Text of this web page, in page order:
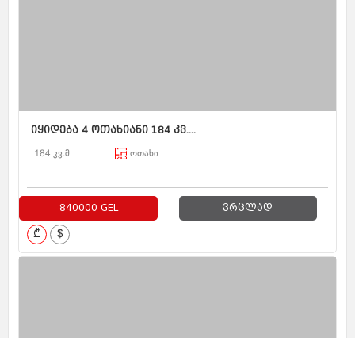
იყიდება 4 ოთახიანი 184 კვ....
184 კვ.მ ოთახი
840000 GEL ვრცლად
₾ $